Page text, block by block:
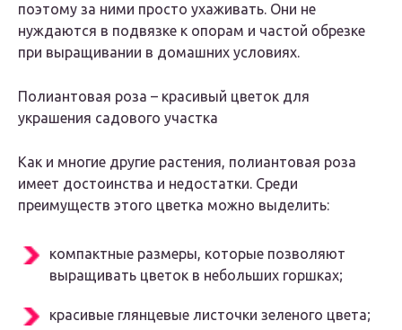
поэтому за ними просто ухаживать. Они не
нуждаются в подвязке к опорам и частой обрезке
при выращивании в домашних условиях.
Полиантовая роза – красивый цветок для
украшения садового участка
Как и многие другие растения, полиантовая роза
имеет достоинства и недостатки. Среди
преимуществ этого цветка можно выделить:
компактные размеры, которые позволяют
выращивать цветок в небольших горшках;
красивые глянцевые листочки зеленого цвета;